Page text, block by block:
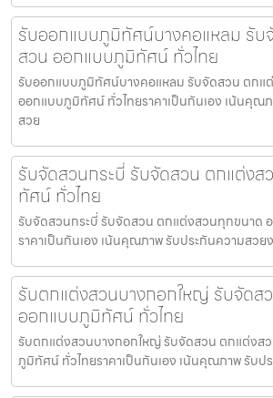
รับออกแบบภูมิทัศน์บางคอแหลม รับ
สวน ออกแบบภูมิทัศน์ ทั่วไทย
รับออกแบบภูมิทัศน์บางคอแหลม รับจัดสวน ตกแ
ออกแบบภูมิทัศน์ ทั่วไทยราคาเป็นกันเอง เน้นคุณ
สวย
รับจัดสวนกระบี่ รับจัดสวน ตกแต่ง
ทัศน์ ทั่วไทย
รับจัดสวนกระบี่ รับจัดสวน ตกแต่งสวนทุกขนาด
ราคาเป็นกันเอง เน้นคุณภาพ รับประกันความสวย
รับตกแต่งสวนบางกอกใหญ่ รับจัดส
ออกแบบภูมิทัศน์ ทั่วไทย
รับตกแต่งสวนบางกอกใหญ่ รับจัดสวน ตกแต่งส
ภูมิทัศน์ ทั่วไทยราคาเป็นกันเอง เน้นคุณภาพ รับป